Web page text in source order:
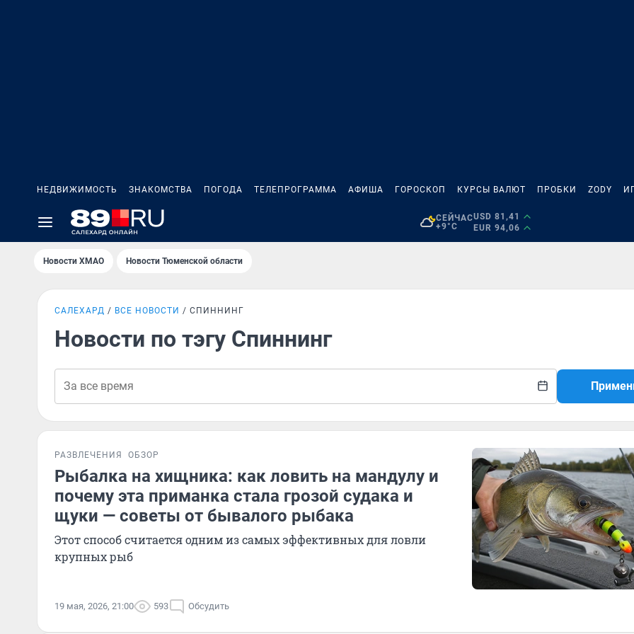
НЕДВИЖИМОСТЬ ЗНАКОМСТВА ПОГОДА ТЕЛЕПРОГРАММА АФИША ГОРОСКОП КУРСЫ ВАЛЮТ ПРОБКИ ZODY
СЕЙЧАС
+9°C
USD 81,41
EUR 94,06
Новости ХМАО Новости Тюменской области
САЛЕХАРД ВСЕ НОВОСТИ СПИННИНГ
Новости по тэгу Спиннинг
РАЗВЛЕЧЕНИЯ ОБЗОР
Рыбалка на хищника: как ловить на мандулу и
почему эта приманка стала грозой судака и
щуки — советы от бывалого рыбака
Этот способ считается одним из самых эффективных для ловли
крупных рыб
19 мая, 2026, 21:00 593 Обсудить